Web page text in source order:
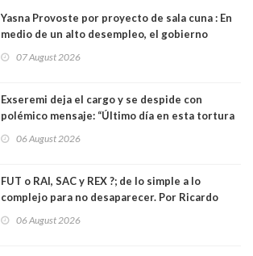
Yasna Provoste por proyecto de sala cuna : En
medio de un alto desempleo, el gobierno
07 August 2026
Exseremi deja el cargo y se despide con
polémico mensaje: “Último día en esta tortura
06 August 2026
FUT o RAI, SAC y REX ?; de lo simple a lo
complejo para no desaparecer. Por Ricardo
06 August 2026